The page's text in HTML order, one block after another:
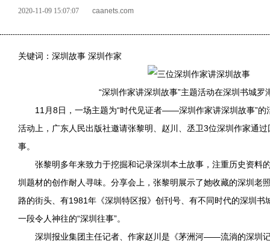
2020-11-09 15:07:07 caanets.com
关键词：深圳故事 深圳作家
“深圳作家讲深圳故事”主题活动在深圳书城罗
11月8日，一场主题为“时代见证者——深圳作家讲深圳故事”的
活动上，广东人民出版社邀请张黎明、赵川、丞卫3位深圳作家通
事。
张黎明多年来致力于挖掘和记录深圳本土故事，注重历史资料
圳题材的创作耐人寻味。分享会上，张黎明展示了她收藏的深圳老
路的街头、有1981年《深圳特区报》创刊号、有不同时代的深圳书
一段令人神往的“深圳往事”。
深圳报业集团主任记者、作家赵川是《茅洲河——流淌的深圳